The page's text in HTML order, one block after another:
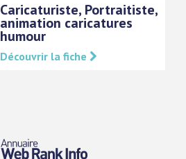
Caricaturiste, Portraitiste,
animation caricatures
humour
Découvrir la fiche